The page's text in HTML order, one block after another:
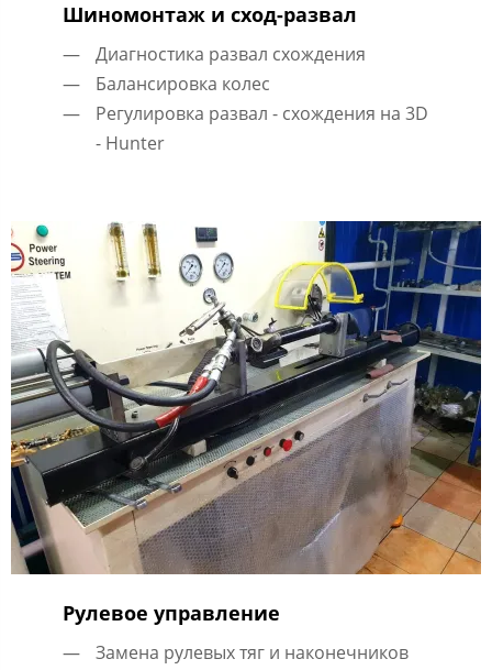
Шиномонтаж и сход-развал
Диагностика развал схождения
Балансировка колес
Регулировка развал - схождения на 3D
- Hunter
Рулевое управление
Замена рулевых тяг и наконечников